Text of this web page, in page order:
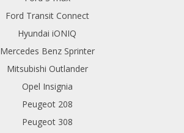
Ford Transit Connect
Hyundai iONIQ
Mercedes Benz Sprinter
Mitsubishi Outlander
Opel Insignia
Peugeot 208
Peugeot 308